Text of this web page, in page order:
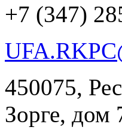
+7 (347)
450075,
Зорге, дом